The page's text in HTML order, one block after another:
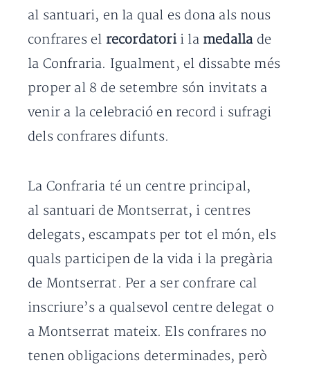
al santuari, en la qual es dona als nous
confrares el recordatori i la medalla de
la Confraria. Igualment, el dissabte més
proper al 8 de setembre són invitats a
venir a la celebració en record i sufragi
dels confrares difunts.
La Confraria té un centre principal,
al santuari de Montserrat, i centres
delegats, escampats per tot el món, els
quals participen de la vida i la pregària
de Montserrat. Per a ser confrare cal
inscriure’s a qualsevol centre delegat o
a Montserrat mateix. Els confrares no
tenen obligacions determinades, però